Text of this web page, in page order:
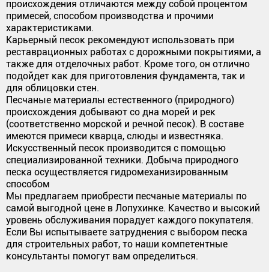
происхождения отличаются между собой процентом
примесей, способом производства и прочими
характеристиками.
Карьерный песок рекомендуют использовать при
реставрационных работах с дорожными покрытиями, а
также для отделочных работ. Кроме того, он отлично
подойдет как для приготовления фундамента, так и
для облицовки стен.
Песчаные материалы естественного (природного)
происхождения добывают со дна морей и рек
(соответственно морской и речной песок). В составе
имеются примеси кварца, слюды и известняка.
Искусственный песок производится с помощью
специализированной техники. Добыча природного
песка осуществляется гидромеханизированным
способом
Мы предлагаем приобрести песчаные материалы по
самой выгодной цене в Лопухинке. Качество и высокий
уровень обслуживания порадует каждого покупателя.
Если Вы испытываете затруднения с выбором песка
для строительных работ, то наши компетентные
консультанты помогут вам определиться.